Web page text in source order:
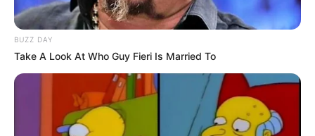
BUZZ DAY
Take A Look At Who Guy Fieri Is Married To